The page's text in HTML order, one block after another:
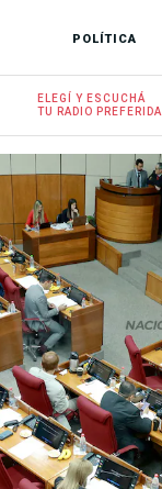
POLÍTICA
ELEGÍ Y ESCUCHÁ
TU RADIO PREFERIDA